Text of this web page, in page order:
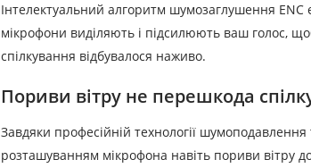
Інтелектуальний алгоритм шумозаглушення
мікрофони виділяють і підсилюють ваш голос,
спілкування відбувалося наживо.
Пориви вітру не перешкода
Завдяки професійній технології
розташуванням мікрофона навіть пориви вітру